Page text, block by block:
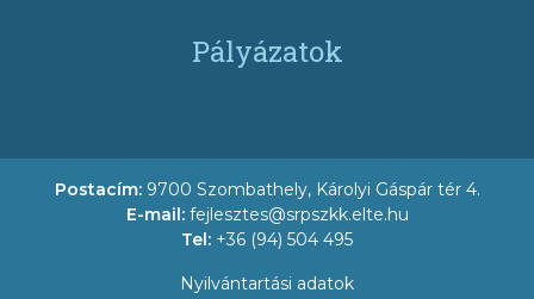
Pályázatok
Postacím: 9700 Szombathely, Károlyi Gáspár tér 4.
E-mail: fejlesztes@srpszkk.elte.hu
Tel: +36 (94) 504 495
Nyilvántartási adatok